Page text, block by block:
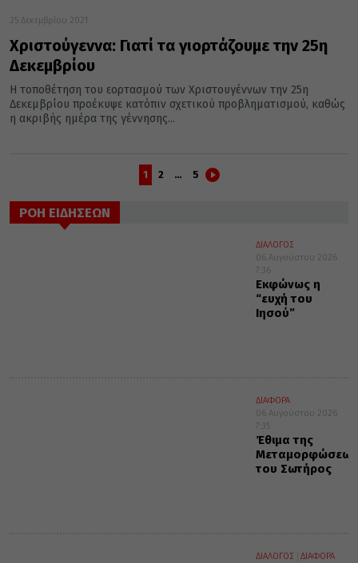
25 Δεκεμβρίου 2021
Χριστούγεννα: Γιατί τα γιορτάζουμε την 25η
Δεκεμβρίου
Η τοποθέτηση του εορτασμού των Χριστουγέννων την 25η
Δεκεμβρίου προέκυψε κατόπιν σχετικού προβληματισμού, καθώς
η ακριβής ημέρα της γέννησης...
1 2 … 5
ΡΟΗ ΕΙΔΗΣΕΩΝ
ΔΙΑΛΟΓΟΣ
06 Αυγούστου 2026
7:36
Εκφώνως η
“ευχή του
Ιησού”
ΔΙΑΦΟΡΑ
06 Αυγούστου 2026
7:35
Έθιμα της
Μεταμορφώσεως
του Σωτήρος
ΔΙΑΛΟΓΟΣ
ΔΙΑΦΟΡΑ